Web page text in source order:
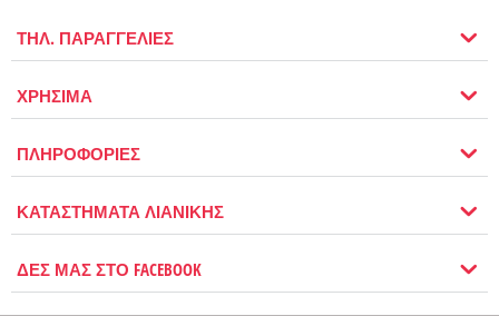
ΤΗΛ. ΠΑΡΑΓΓΕΛΙΕΣ
ΧΡΗΣΙΜΑ
ΠΛΗΡΟΦΟΡΙΕΣ
ΚΑΤΑΣΤΗΜΑΤΑ ΛΙΑΝΙΚΗΣ
ΔΕΣ ΜΑΣ ΣΤΟ FACEBOOK